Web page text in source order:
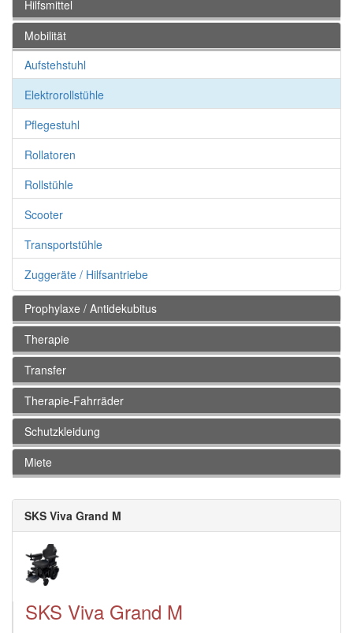
Hilfsmittel
Mobilität
Aufstehstuhl
Elektrorollstühle
Pflegestuhl
Rollatoren
Rollstühle
Scooter
Transportstühle
Zuggeräte / Hilfsantriebe
Prophylaxe / Antidekubitus
Therapie
Transfer
Therapie-Fahrräder
Schutzkleidung
Miete
SKS Viva Grand M
SKS Viva Grand M